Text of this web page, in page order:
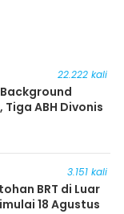
22.222 kali
Tiga ABH Divonis
3.151 kali
BRT di Luar
18 Agustus